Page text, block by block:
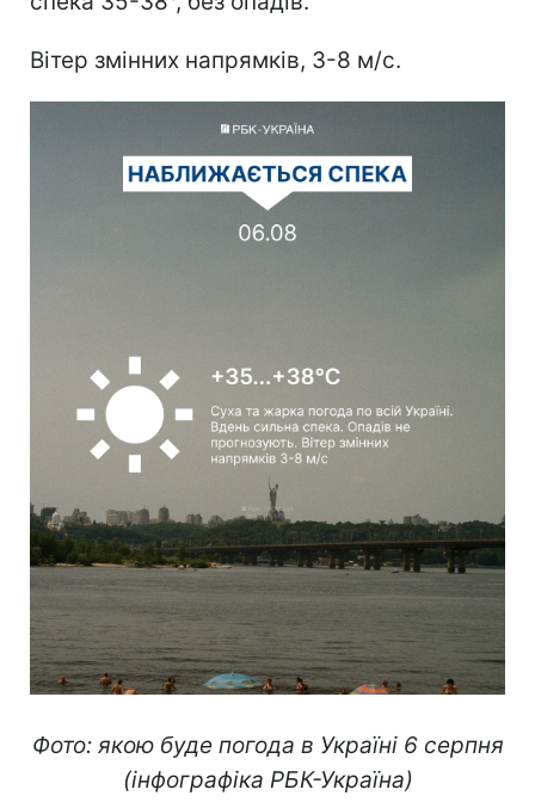
Вітер змінних напрямків, 3-8 м/с.
Фото: якою буде погода в Україні 6 серпня
(інфографіка РБК-Україна)